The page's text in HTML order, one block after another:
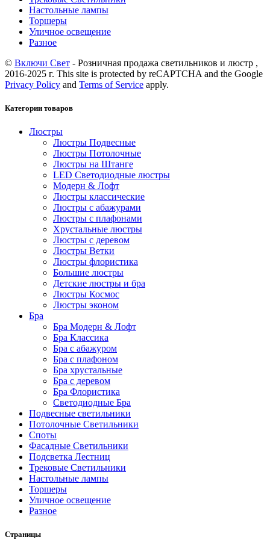
Настольные лампы
Торшеры
Уличное освещение
Разное
© Включи Свет - Розничная продажа светильников и люстр ,
2016-2025 г. This site is protected by reCAPTCHA and the Google
Privacy Policy and Terms of Service apply.
Категории товаров
Люстры
Люстры Подвесные
Люстры Потолочные
Люстры на Штанге
LED Светодиодные люстры
Модерн & Лофт
Люстры классические
Люстры с абажурами
Люстры с плафонами
Хрустальные люстры
Люстры с деревом
Люстры Ветки
Люстры флористика
Большие люстры
Детские люстры и бра
Люстры Космос
Люстры эконом
Бра
Бра Модерн & Лофт
Бра Классика
Бра с абажуром
Бра с плафоном
Бра хрустальные
Бра с деревом
Бра Флористика
Светодиодные Бра
Подвесные светильники
Потолочные Светильники
Споты
Фасадные Светильники
Подсветка Лестниц
Трековые Светильники
Настольные лампы
Торшеры
Уличное освещение
Разное
Страницы